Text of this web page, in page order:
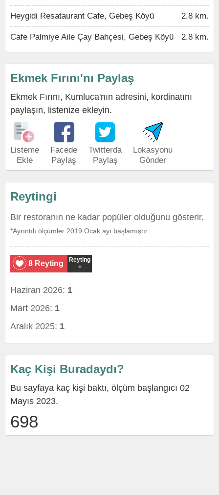
Heygidi Resataurant Cafe, Gebeş Köyü 2.8 km.
Cafe Palmiye Aile Çay Bahçesi, Gebeş Köyü 2.8 km.
Ekmek Fırını'nı Paylaş
Ekmek Fırını, Kumluca'nın adresini, kordinatını
paylaşın, listenize ekleyin.
Listeme
Ekle
Facede
Paylaş
Twitterda
Paylaş
Lokasyonu
Gönder
Reytingi
Bir restoranın ne kadar popüler olduğunu gösterir.
*Ayrıntılı ölçümler 2019 Ocak ayı başlamıştır.
8 Reyting
Reyting
+
Haziran 2026: 1
Mart 2026: 1
Aralık 2025: 1
Kaç Kişi Buradaydı?
Bu sayfaya kaç kişi baktı, ölçüm başlangıcı 02
Mayıs 2023.
698